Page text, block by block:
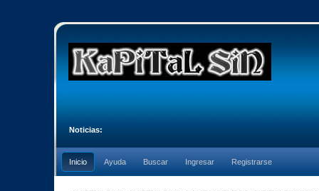
Noticias:
Inicio Ayuda Buscar Ingresar Registrarse